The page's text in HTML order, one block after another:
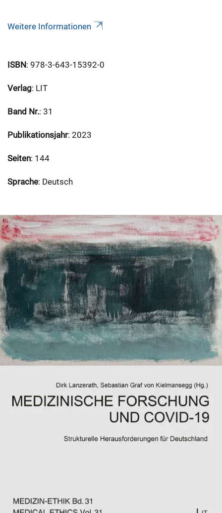
Weitere Informationen
ISBN: 978-3-643-15392-0
Verlag: LIT
Band Nr.: 31
Publikationsjahr: 2023
Seiten: 144
Sprache: Deutsch